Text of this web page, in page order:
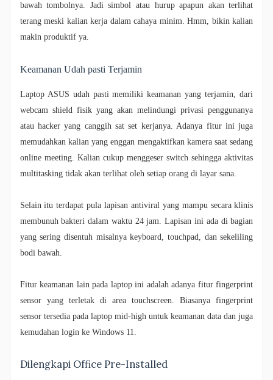
bawah tombolnya. Jadi simbol atau hurup apapun akan terlihat
terang meski kalian kerja dalam cahaya minim. Hmm, bikin kalian
makin produktif ya.
Keamanan Udah pasti Terjamin
Laptop ASUS udah pasti memiliki keamanan yang terjamin, dari
webcam shield fisik yang akan melindungi privasi penggunanya
atau hacker yang canggih sat set kerjanya. Adanya fitur ini juga
memudahkan kalian yang enggan mengaktifkan kamera saat sedang
online meeting. Kalian cukup menggeser switch sehingga aktivitas
multitasking tidak akan terlihat oleh setiap orang di layar sana.
Selain itu terdapat pula lapisan antiviral yang mampu secara klinis
membunuh bakteri dalam waktu 24 jam. Lapisan ini ada di bagian
yang sering disentuh misalnya keyboard, touchpad, dan sekeliling
bodi bawah.
Fitur keamanan lain pada laptop ini adalah adanya fitur fingerprint
sensor yang terletak di area touchscreen. Biasanya fingerprint
sensor tersedia pada laptop mid-high untuk keamanan data dan juga
kemudahan login ke Windows 11.
Dilengkapi Office Pre-Installed